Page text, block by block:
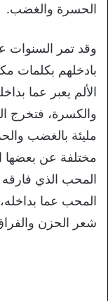
الحسرة والغضب.
وقد تمر السنوات
بادخلهم بكلمات
الألم يعبر عما
والكسرة، فتخرج
مليئة بالغضب
مختلفة عن بعضها
المحب الذي
المحب عما
شعر الحزن